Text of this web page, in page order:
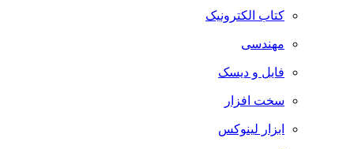
کتاب الکترونیک
مهندسی
فایل و دیسک
سخت افزار
ابزار لینوکس